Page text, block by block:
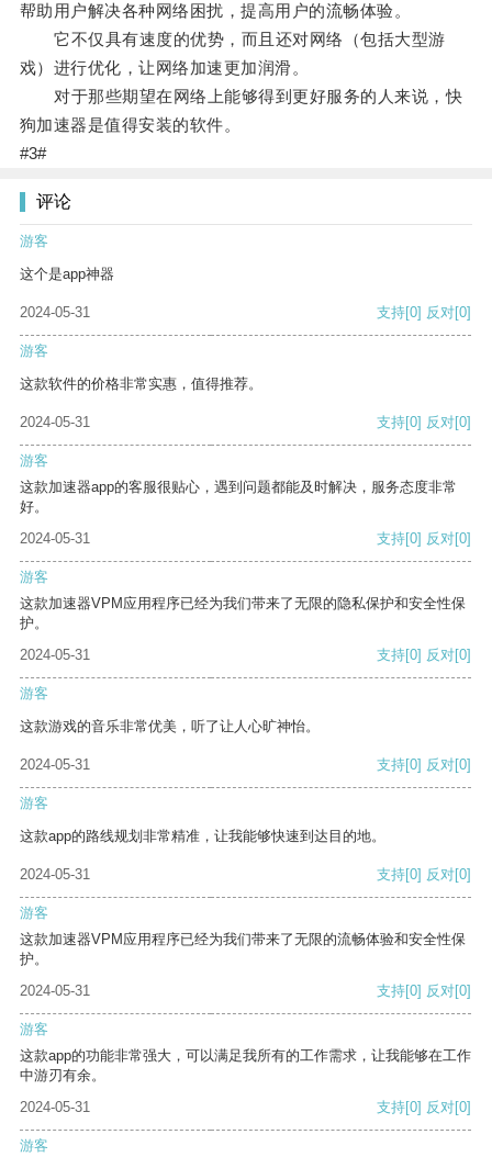
帮助用户解决各种网络困扰，提高用户的流畅体验。
它不仅具有速度的优势，而且还对网络（包括大型游
戏）进行优化，让网络加速更加润滑。
对于那些期望在网络上能够得到更好服务的人来说，快
狗加速器是值得安装的软件。
#3#
评论
游客
这个是app神器
2024-05-31 支持[0] 反对[0]
游客
这款软件的价格非常实惠，值得推荐。
2024-05-31 支持[0] 反对[0]
游客
这款加速器app的客服很贴心，遇到问题都能及时解决，服务态度非常
好。
2024-05-31
支持[0] 反对[0]
游客
这款加速器VPM应用程序已经为我们带来了无限的隐私保护和安全性保
护。
2024-05-31
支持[0] 反对[0]
游客
这款游戏的音乐非常优美，听了让人心旷神怡。
2024-05-31 支持[0] 反对[0]
游客
这款app的路线规划非常精准，让我能够快速到达目的地。
2024-05-31 支持[0] 反对[0]
游客
这款加速器VPM应用程序已经为我们带来了无限的流畅体验和安全性保
护。
2024-05-31
支持[0] 反对[0]
游客
这款app的功能非常强大，可以满足我所有的工作需求，让我能够在工作
中游刃有余。
2024-05-31
支持[0] 反对[0]
游客